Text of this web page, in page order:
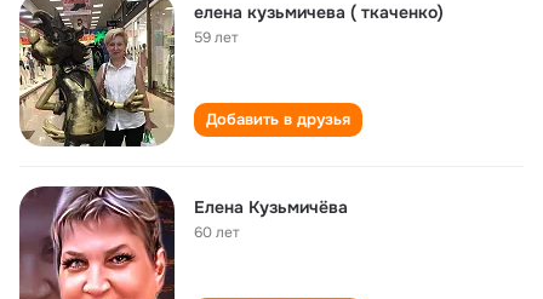
елена кузьмичева ( ткаченко)
59 лет
Добавить в друзья
Елена Кузьмичёва
60 лет